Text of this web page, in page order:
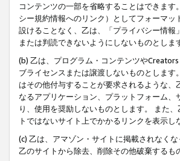
コンテンツの一部を省略することはできま
シー規約情報へのリンク）としてフォーマ
設けることなく、乙は、「プライバシー情
または判読できないようにしないものとしま
(b) 乙は、プログラム・コンテンツや
ブライセンスまたは譲渡しないものとしま
はその他付与することが要求されるような
なるアプリケーション、プラットフォーム
り、使用を奨励しないものとします。 また
トではないサイト上でかかるリンクを表示し
(c) 乙は、アマゾン・サイトに掲載されなく
乙のサイトから除去、削除その他破棄するも